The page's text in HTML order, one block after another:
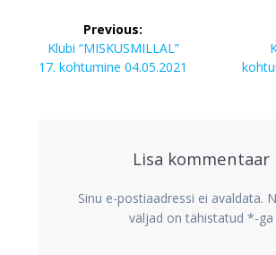
Navigeerimine
Previous:
Previous
post:
Klubi “MISKUSMILLAL”
17. kohtumine 04.05.2021
Lisa kommentaar
Sinu e-postiaadressi ei avaldata.
väljad on tähistatud *-ga